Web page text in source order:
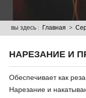
вы здесь : Главная >
НАРЕЗАНИЕ И
Обеспечивает как
Нарезание и